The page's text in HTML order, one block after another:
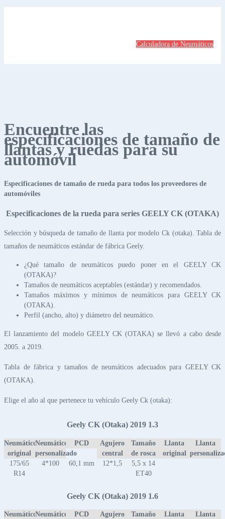
Calculadora de Neumáticos
Encuentre las
especificaciones de tamaño de
llantas y ruedas para su
automóvil
Especificaciones de tamaño de rueda para todos los proveedores de
automóviles
Especificaciones de la rueda para series GEELY CK (OTAKA)
Selección y búsqueda de tamaño de llanta por modelo Ck (otaka). Tabla de
tamaños de neumáticos estándar de fábrica Geely.
¿Qué tamaño de neumáticos puedo poner en el GEELY CK
(OTAKA)?
Tamaños de neumáticos aceptables (estándar) y recomendados.
Tamaños máximos y mínimos de neumáticos para GEELY CK
(OTAKA).
Perfil (ancho, alto) y diámetro del neumático.
El lanzamiento del modelo GEELY CK (OTAKA) se llevó a cabo desde
2005. a 2019.
Tabla de fábrica y tamaños de neumáticos adecuados para GEELY CK
(OTAKA).
Elige el año al que pertenece tu vehículo Geely Ck (otaka):
Geely CK (Otaka) 2019 1.3
Neumático
original
Neumático
personalizado
PCD
Agujero
central
Tamaño
de rosca
Llanta
original
Llanta
175/65
R14
4*100 60,1 mm 12*1,5
5,5 x 14
ET40
Geely CK (Otaka) 2019 1.6
NeumáticoNeumático
PCD
Agujero
Tamaño
Llanta
Llanta